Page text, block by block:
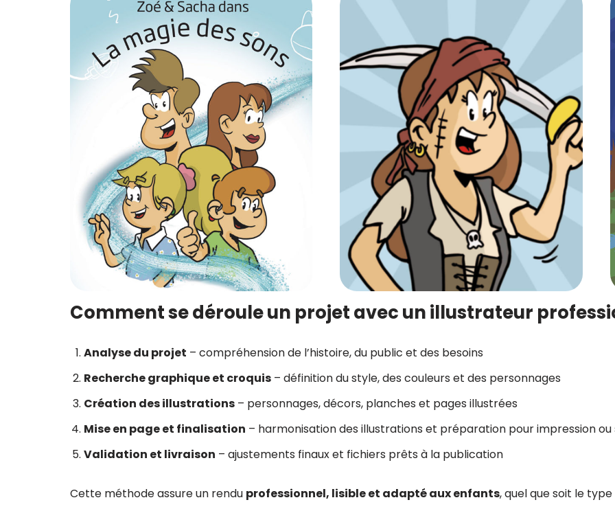
Comment se déroule un projet avec un illustrateur
Analyse du projet – compréhension de l’histoire, du public et des besoins
Recherche graphique et croquis – définition du style, des couleurs et des personnages
Création des illustrations – personnages, décors, planches et pages illustrées
Mise en page et finalisation – harmonisation des illustrations et préparation pour impression
Validation et livraison – ajustements finaux et fichiers prêts à la publication
Cette méthode assure un rendu professionnel, lisible et adapté aux enfants, quel que soit le